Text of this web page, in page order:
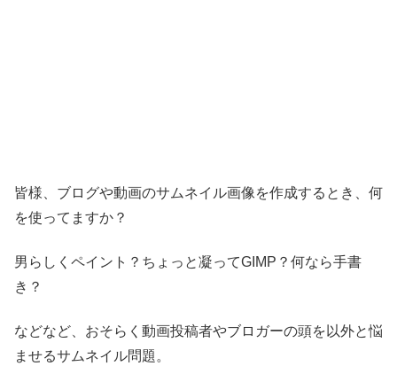
皆様、ブログや動画のサムネイル画像を作成するとき、何
を使ってますか？
男らしくペイント？ちょっと凝ってGIMP？何なら手書
き？
などなど、おそらく動画投稿者やブロガーの頭を以外と悩
ませるサムネイル問題。